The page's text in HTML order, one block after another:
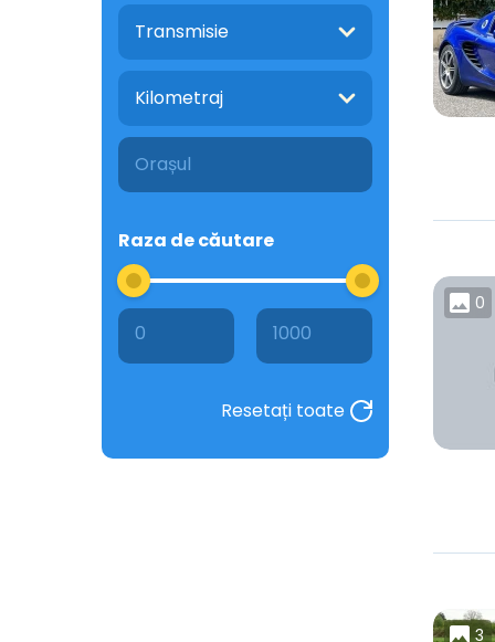
Transmisie
Kilometraj
Raza de căutare
0 1000
Resetați toate
0
3